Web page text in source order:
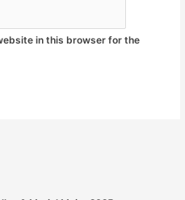
in this browser for the